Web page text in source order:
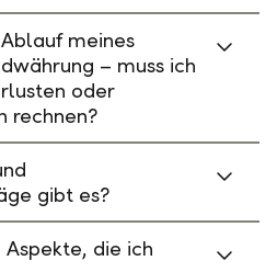
meines
– muss ich
oder
rechnen?
gibt es?
die ich